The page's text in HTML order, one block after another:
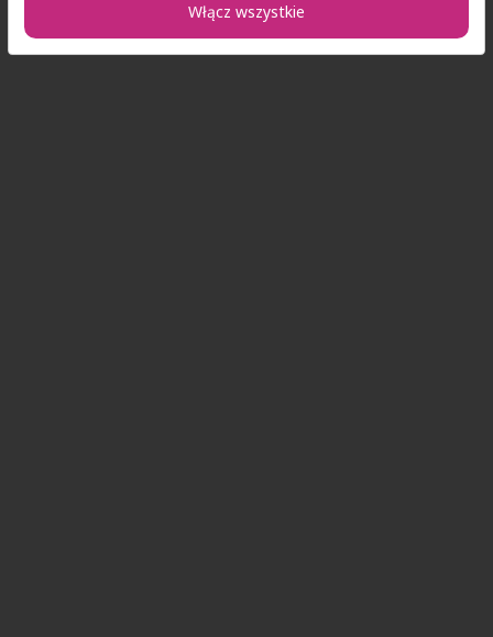
Włącz wszystkie